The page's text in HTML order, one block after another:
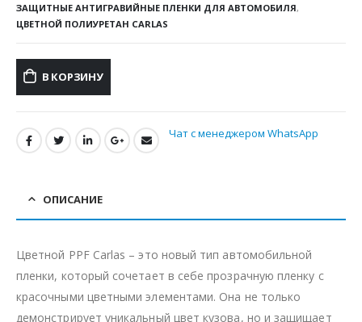
ЗАЩИТНЫЕ АНТИГРАВИЙНЫЕ ПЛЕНКИ ДЛЯ АВТОМОБИЛЯ,
ЦВЕТНОЙ ПОЛИУРЕТАН CARLAS
В КОРЗИНУ
Чат с менеджером WhatsApp
ОПИСАНИЕ
Цветной PPF Carlas – это новый тип автомобильной
пленки, который сочетает в себе прозрачную пленку с
красочными цветными элементами. Она не только
демонстрирует уникальный цвет кузова, но и защищает